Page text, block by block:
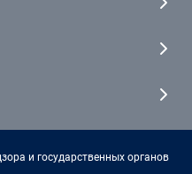
и государственных органов